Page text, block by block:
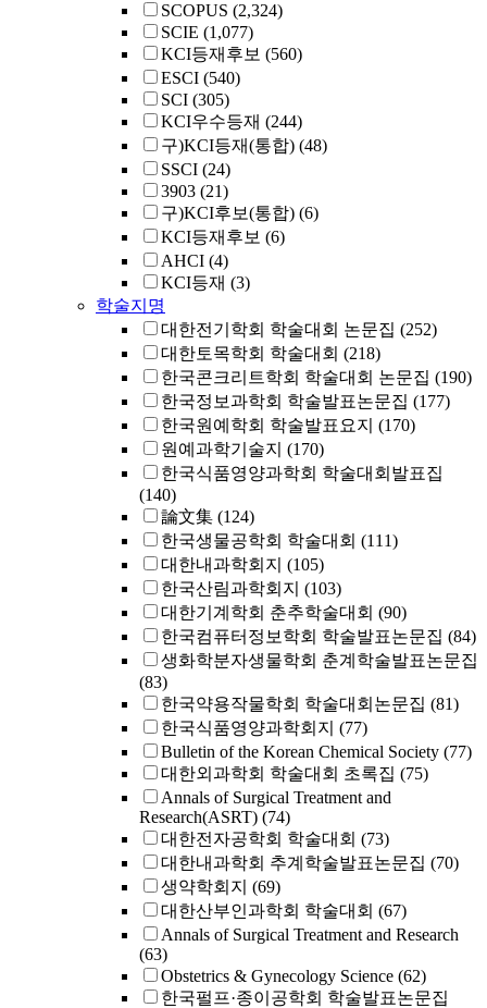
SCOPUS (2,324)
SCIE (1,077)
KCI등재후보 (560)
ESCI (540)
SCI (305)
KCI우수등재 (244)
구)KCI등재(통합) (48)
SSCI (24)
3903 (21)
구)KCI후보(통합) (6)
KCI등재후보 (6)
AHCI (4)
KCI등재 (3)
학술지명
대한전기학회 학술대회 논문집 (252)
대한토목학회 학술대회 (218)
한국콘크리트학회 학술대회 논문집 (190)
한국정보과학회 학술발표논문집 (177)
한국원예학회 학술발표요지 (170)
원예과학기술지 (170)
한국식품영양과학회 학술대회발표집
(140)
論文集 (124)
한국생물공학회 학술대회 (111)
대한내과학회지 (105)
한국산림과학회지 (103)
대한기계학회 춘추학술대회 (90)
한국컴퓨터정보학회 학술발표논문집 (84)
생화학분자생물학회 춘계학술발표논문집
(83)
한국약용작물학회 학술대회논문집 (81)
한국식품영양과학회지 (77)
Bulletin of the Korean Chemical Society (77)
대한외과학회 학술대회 초록집 (75)
Annals of Surgical Treatment and
Research(ASRT) (74)
대한전자공학회 학술대회 (73)
대한내과학회 추계학술발표논문집 (70)
생약학회지 (69)
대한산부인과학회 학술대회 (67)
Annals of Surgical Treatment and Research
(63)
Obstetrics & Gynecology Science (62)
한국펄프·종이공학회 학술발표논문집